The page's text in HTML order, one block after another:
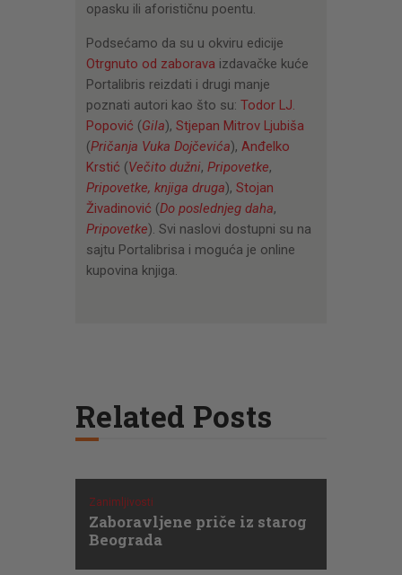
opasku ili aforističnu poentu.
Podsećamo da su u okviru edicije
Otrgnuto od zaborava izdavačke kuće
Portalibris reizdati i drugi manje
poznati autori kao što su: Todor LJ.
Popović (Gila), Stjepan Mitrov Ljubiša
(Pričanja Vuka Dojčevića), Anđelko
Krstić (Večito dužni, Pripovetke,
Pripovetke, knjiga druga), Stojan
Živadinović (Do poslednjeg daha,
Pripovetke). Svi naslovi dostupni su na
sajtu Portalibrisa i moguća je online
kupovina knjiga.
Related Posts
Zanimljivosti
Zaboravljene priče iz starog
Beograda